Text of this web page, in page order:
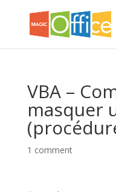
VBA –
masquer
1 comment